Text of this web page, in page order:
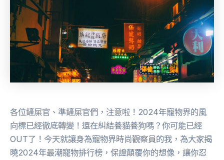
各位鏟屎官、準鏟屎官們，注意啦！2024年寵物界的風
向標已經徹底轉變！還在糾結養貓養狗嗎？你可能已經
OUT了！今天就讓身為寵物界時尚觀察員的我，為大家揭
曉2024年最潮寵物排行榜，保證顛覆你的想像，讓你忍